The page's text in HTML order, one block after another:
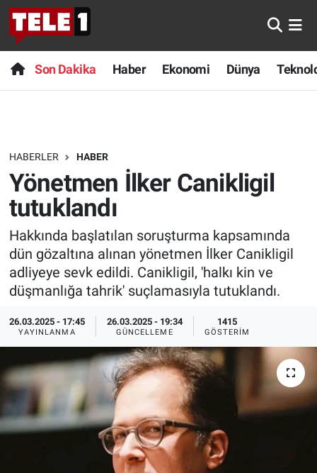
Son Dakika Haber Ekonomi Dünya
HABERLER HABER
Yönetmen İlker Canikligil
tutuklandı
Hakkında başlatılan soruşturma kapsamında
dün gözaltına alınan yönetmen İlker Canikligil
adliyeye sevk edildi. Canikligil, 'halkı kin ve
düşmanlığa tahrik' suçlamasıyla tutuklandı.
26.03.2025 - 17:45
YAYINLANMA
26.03.2025 - 19:34
GÜNCELLEME
1415
GÖSTERIM
Anında Manşet
Başka Sohbetler
Bilim turu
Bilim ve Teknoloji Evreni
Doğa Konuşuyor
Dünya
Ege'den Esintiler
Eğlence
Son Dakika
Haber
Dünya
Teknoloji
Sağlık
Spor
İletişim
Nöbetçi Eczaneler
Hava Durumu
Trafik Durumu
Süper Lig Puan Durumu ve Fikstür
Tüm Manşetler
Son Dakika Haberleri